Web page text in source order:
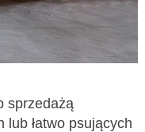
sprzedażą
łatwo psujących